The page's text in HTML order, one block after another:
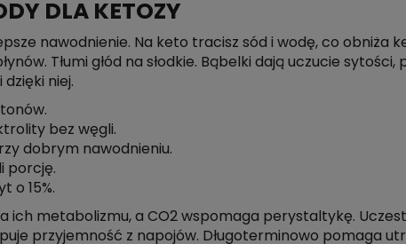
DLA KETOZY
nawodnienie. Na keto tracisz sód i wodę, co obniża
Tłumi głód na słodkie. Bąbelki dają uczucie
niej.
bez węgli.
dobrym nawodnieniu.
porcję.
o 15%.
ich metabolizmu, a CO2 wspomaga perystaltykę.
przyjemność z napojów. Długoterminowo pomaga